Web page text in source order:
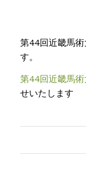
第44回近畿馬
す。
第44回近畿馬
せいたします